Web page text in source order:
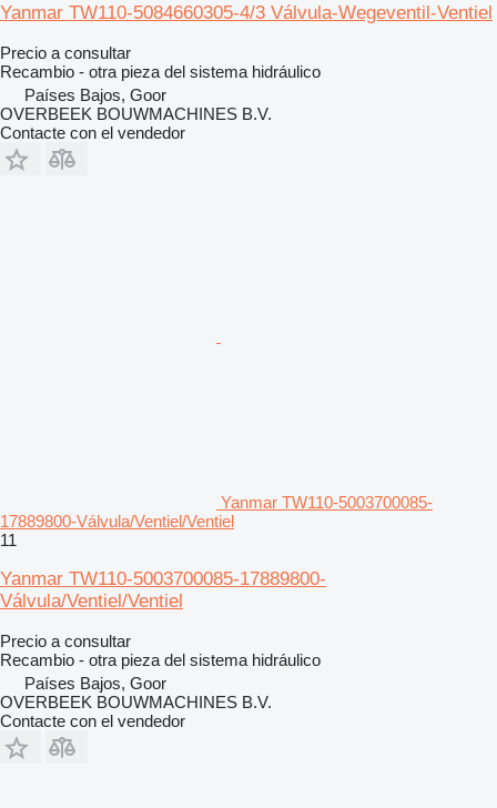
Yanmar TW110-5084660305-4/3 Válvula-Wegeventil-Ventiel
Precio a consultar
Recambio - otra pieza del sistema hidráulico
Países Bajos, Goor
OVERBEEK BOUWMACHINES B.V.
Contacte con el vendedor
Yanmar TW110-5003700085-
17889800-Válvula/Ventiel/Ventiel
11
Yanmar TW110-5003700085-17889800-
Válvula/Ventiel/Ventiel
Precio a consultar
Recambio - otra pieza del sistema hidráulico
Países Bajos, Goor
OVERBEEK BOUWMACHINES B.V.
Contacte con el vendedor